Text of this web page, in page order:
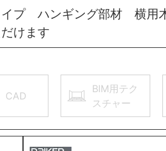
プ ハンギング部材 横用
けます
CAD
BIM用テク
スチャー